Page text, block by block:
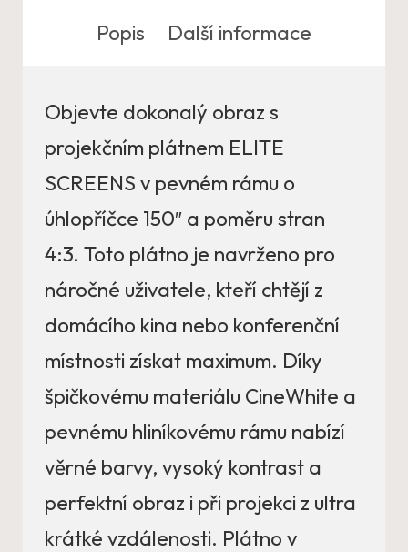
Popis Další informace
Objevte dokonalý obraz s
projekčním plátnem ELITE
SCREENS v pevném rámu o
úhlopříčce 150″ a poměru stran
4:3. Toto plátno je navrženo pro
náročné uživatele, kteří chtějí z
domácího kina nebo konferenční
místnosti získat maximum. Díky
špičkovému materiálu CineWhite a
pevnému hliníkovému rámu nabízí
věrné barvy, vysoký kontrast a
perfektní obraz i při projekci z ultra
krátké vzdálenosti. Plátno v